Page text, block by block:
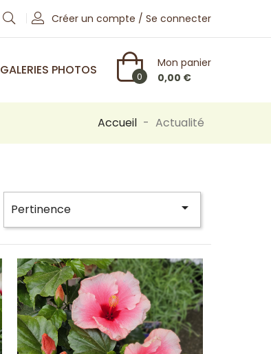
Créer un compte / Se connecter
GALERIES PHOTOS 0
Mon panier
0,00 €
Accueil Actualité
Pertinence 